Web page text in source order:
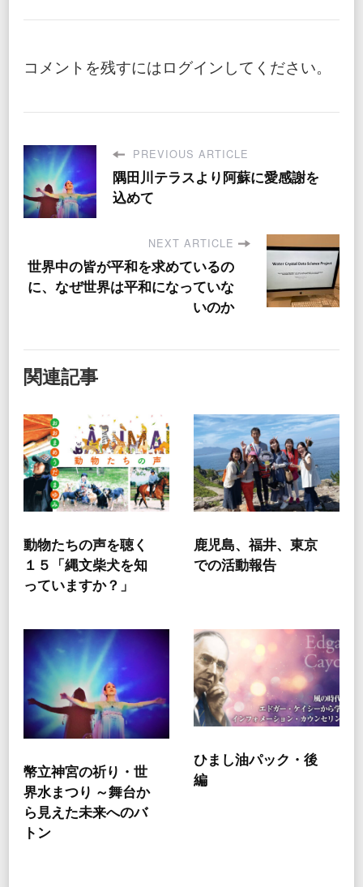
コメントを残すにはログインしてください。
PREVIOUS ARTICLE
隅田川テラスより阿蘇に愛感謝を
込めて
NEXT ARTICLE
世界中の皆が平和を求めているの
に、なぜ世界は平和になっていな
いのか
関連記事
動物たちの声を聴く
１５「縄文柴犬を知
っていますか？」
鹿児島、福井、東京
での活動報告
幣立神宮の祈り・世
界水まつり ～舞台か
ら見えた未来へのバ
トン
ひまし油パック・後
編